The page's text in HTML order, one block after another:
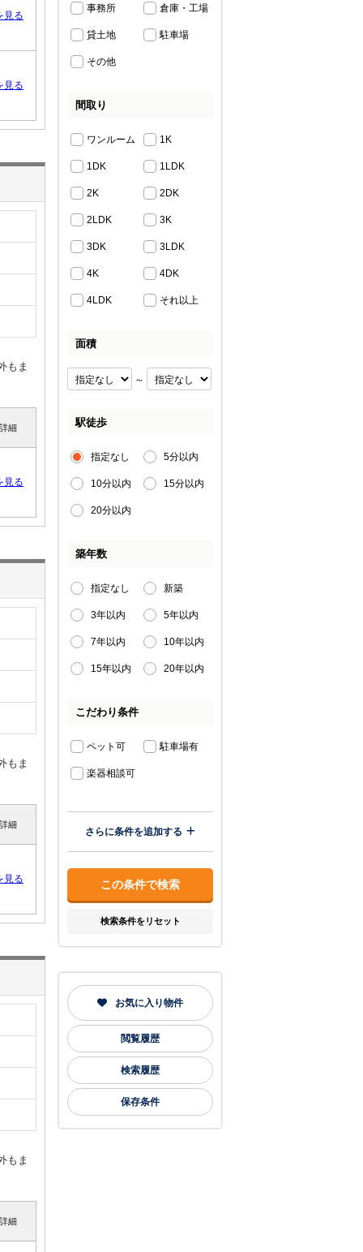
見る
見る
もま
細
見る
もま
細
見る
もま
細
事務所 倉庫・工場
貸土地 駐車場
その他
間取り
ワンルーム 1K
1DK 1LDK
2K 2DK
2LDK 3K
3DK 3LDK
4K 4DK
4LDK それ以上
面積
～
駅徒歩
指定なし 5分以内
10分以内 15分以内
20分以内
築年数
指定なし 新築
3年以内 5年以内
7年以内 10年以内
15年以内 20年以内
こだわり条件
ペット可 駐車場有
楽器相談可
さらに条件を追加する
検索条件をリセット
お気に入り物件
閲覧履歴
検索履歴
保存条件